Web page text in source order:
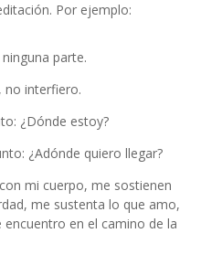
Por ejemplo:
parte.
no interfiero.
¿Dónde estoy?
¿Adónde quiero llegar?
mi cuerpo, me sostienen
me sustenta lo que amo,
en el camino de la